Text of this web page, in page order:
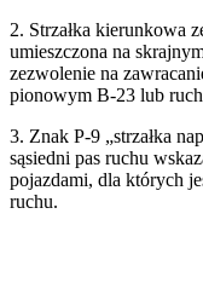
2. Strzałka kierunkowa
umieszczona na
zezwolenie na
pionowym B-23 lub
3. Znak P-9 „strzałka
sąsiedni pas ruchu
pojazdami, dla których
ruchu.